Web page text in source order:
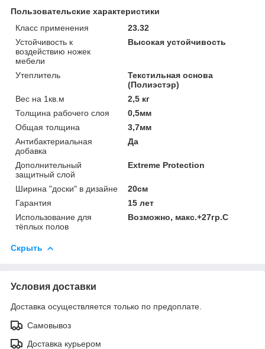
Пользовательские характеристики
Класс применения
23.32
Устойчивость к
воздействию ножек
мебели
Высокая устойчивость
Утеплитель
Текстильная основа
(Полиэстэр)
Вес на 1кв.м
2,5 кг
Толщина рабочего слоя
0,5мм
Общая толщина
3,7мм
Антибактериальная
добавка
Да
Дополнительный
защитный слой
Extreme Protection
Ширина "доски" в дизайне
20см
Гарантия
15 лет
Использование для
тёплых полов
Возможно, макс.+27гр.С
Скрыть
Условия доставки
Доставка осуществляется только по предоплате.
Самовывоз
Доставка курьером